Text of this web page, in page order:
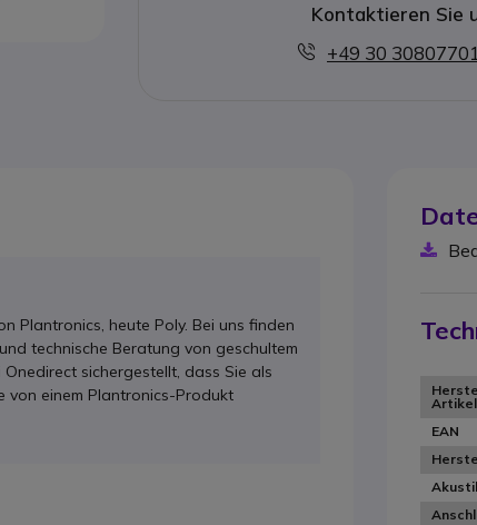
Kontaktieren Sie
+49 30
Plantronics, heute Poly. Bei uns finden
technische Beratung von geschultem
sichergestellt, dass Sie als
von einem Plantronics-Produkt
EAN